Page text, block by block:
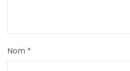
Nom *